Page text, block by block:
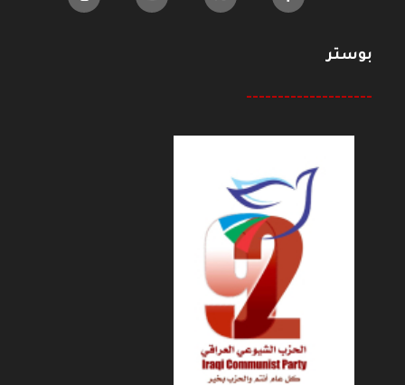
بوستر
--------------------